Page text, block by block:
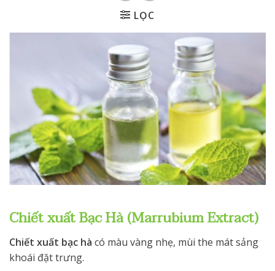
LỌC
Chiết xuất Bạc Hà (Marrubium Extract)
Chiết xuất bạc hà có màu vàng nhẹ, mùi the mát sảng
khoái đặt trưng.